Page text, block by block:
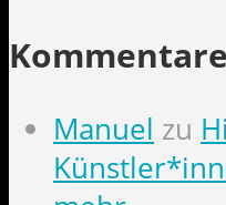
Kommentare
Manuel zu